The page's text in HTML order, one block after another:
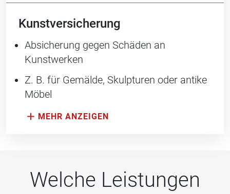
Kunstversicherung
Absicherung gegen Schäden an
Kunstwerken
Z. B. für Gemälde, Skulpturen oder antike
Möbel
Welche Leistungen